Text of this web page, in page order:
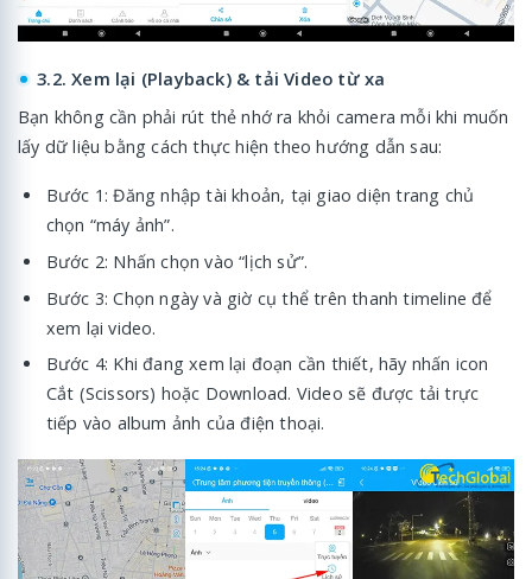
3.2. Xem lại (Playback) & tải Video từ xa
Bạn không cần phải rút thẻ nhớ ra khỏi camera mỗi khi muốn
lấy dữ liệu bằng cách thực hiện theo hướng dẫn sau:
Bước 1: Đăng nhập tài khoản, tại giao diện trang chủ
chọn “máy ảnh”.
Bước 2: Nhấn chọn vào “lịch sử”.
Bước 3: Chọn ngày và giờ cụ thể trên thanh timeline để
xem lại video.
Bước 4: Khi đang xem lại đoạn cần thiết, hãy nhấn icon
Cắt (Scissors) hoặc Download. Video sẽ được tải trực
tiếp vào album ảnh của điện thoại.